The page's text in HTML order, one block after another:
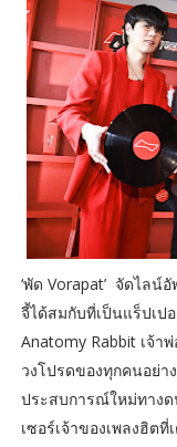
‘พัด Vorapat’ จัดไลน์
จี้ได้สมกับที่เป็นแร็ปเป
Anatomy Rabbit เจ้า
วงโปรดของทุกคนอย่า
ประสบการณ์ใหม่ทาง
เซอร์เจ้าของเพลงฮิต